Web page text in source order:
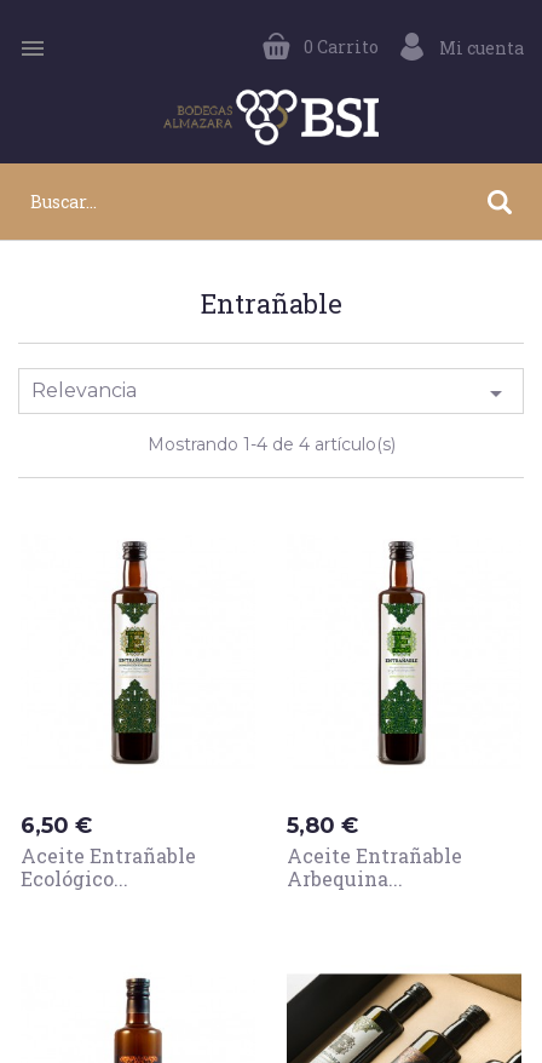
 Mi cuenta
0 Carrito
Entrañable
Relevancia 
Mostrando 1-4 de 4 artículo(s)
Precio
6,50 €
Aceite Entrañable
Ecológico...
Precio
5,80 €
Aceite Entrañable
Arbequina...